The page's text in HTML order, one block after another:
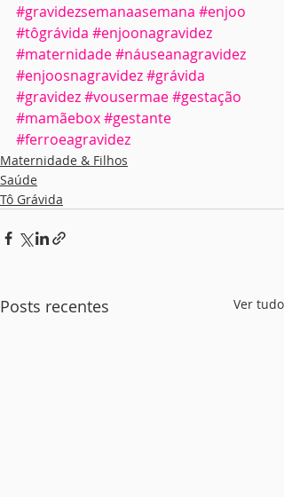
#gravidezsemanaasemana #enjoo
#tôgrávida #enjoonagravidez
#maternidade#náuseanagravidez
#enjoosnagravidez#grávida
#gravidez#vousermae#gestação
#mamãebox#gestante
#ferroeagravidez
Maternidade & Filhos
Saúde
Tô Grávida
Posts recentes Ver tudo